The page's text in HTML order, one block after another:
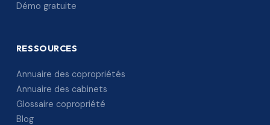
Démo gratuite
RESSOURCES
Annuaire des copropriétés
Annuaire des cabinets
Glossaire copropriété
Blog